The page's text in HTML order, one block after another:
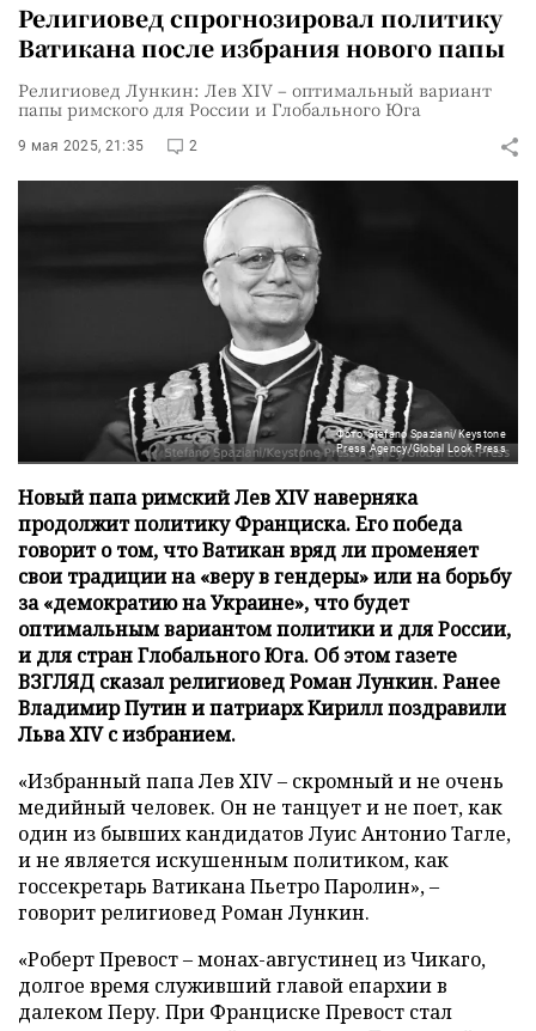
Религиовед спрогнозировал политику
Ватикана после избрания нового папы
Религиовед Лункин: Лев XIV – оптимальный вариант
папы римского для России и Глобального Юга
9 мая 2025, 21:35 2
Фото: Stefano Spaziani/Keystone
Press Agency/Global Look Press
Новый папа римский Лев XIV наверняка
продолжит политику Франциска. Его победа
говорит о том, что Ватикан вряд ли променяет
свои традиции на «веру в гендеры» или на борьбу
за «демократию на Украине», что будет
оптимальным вариантом политики и для России,
и для стран Глобального Юга. Об этом газете
ВЗГЛЯД сказал религиовед Роман Лункин. Ранее
Владимир Путин и патриарх Кирилл поздравили
Льва XIV с избранием.
«Избранный папа Лев XIV – скромный и не очень
медийный человек. Он не танцует и не поет, как
один из бывших кандидатов Луис Антонио Тагле,
и не является искушенным политиком, как
госсекретарь Ватикана Пьетро Паролин», –
говорит религиовед Роман Лункин.
«Роберт Превост – монах-августинец из Чикаго,
долгое время служивший главой епархии в
далеком Перу. При Франциске Превост стал